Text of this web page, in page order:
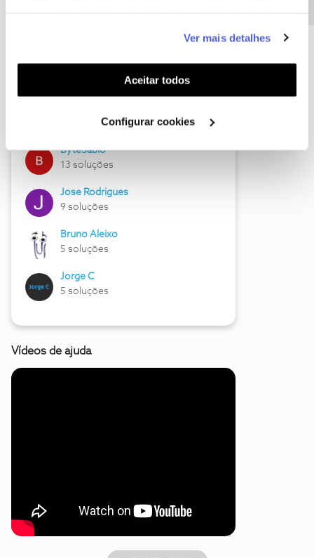
funcionalidades (cookies de personalização e
funcionalidade) e adaptar anúncios aos seus interesses
(cookies de publicidade personalizada). Pode gerir a
utilização dos cookies clicando em "Configurar
Ver mais detalhes
Aceitar todos
Configurar cookies
Hall of Fame de julho
17 soluções
ByteSábio
13 soluções
Jose Rodrigues
9 soluções
Bruno Aleixo
5 soluções
Jorge C
5 soluções
Vídeos de ajuda